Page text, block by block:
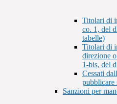
Titolari di
co. 1, del
tabelle)
Titolari di
direzione
1-bis, del
Cessati
pubblicare
Sanzioni per